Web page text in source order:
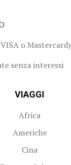
o Mastercard)
senza interessi
VIAGGI
Africa
Americhe
Cina